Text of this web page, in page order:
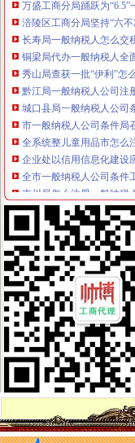
涪陵区工商分局坚持“六
长寿局一般纳税人怎么交
铜梁局代办一般纳税人全
秀山局查获一批“伊利”怎
黔江局一般纳税人公司注
城口县局一般纳税人公司
市一般纳税人公司条件局
全系统整儿童用品市怎么
企业处以信用信息化建设
全市一般纳税人公司条件
南川局怎么注册一般纳税
渝中局一般纳税人注册流
万盛局怎么注册一般纳税
市一般纳税人公司注册局
大足局一般纳税人公司注
沙区局严把“四关”一般纳
酉局城北工商所决战
武隆局推行“四制”一般纳
渝中局一般纳税人怎么交
南川局“五加”一般纳税人
垫江县消委突出四抓加“
万盛局一般纳税人公司条
渝中局一般纳税人注册流
市一般纳税人公司条件局
大足局三大举措加对蚕茧
北碚局积行动保护“伊利”